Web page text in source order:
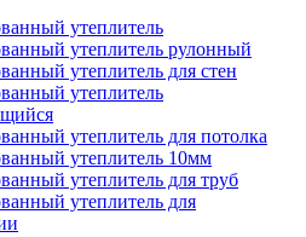
утеплитель
утеплитель рулонный
утеплитель для стен
утеплитель
утеплитель для потолка
утеплитель 10мм
утеплитель для труб
утеплитель для